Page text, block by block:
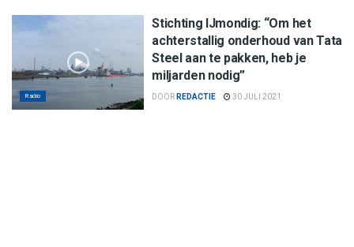
Radio
Stichting IJmondig: “Om het
achterstallig onderhoud van Tata
Steel aan te pakken, heb je
miljarden nodig”
DOOR REDACTIE 30 JULI 2021